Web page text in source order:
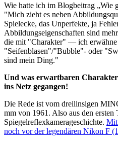
Wie hatte ich im Blogbeitrag „Wie
"Mich zieht es neben
Spielecke, das Unperfekte, ja
Abbildungseigenschaften sind
die mit "Charakter" — ich
"Seifenblasen"/"Bubble"- oder
sind mein Ding."
Und was erwartbaren Charakter
ins Netz gegangen!
Die Rede ist vom dreilinsigen
mm von 1961. Also aus den ersten
Spiegelreflexkamerageschichte. Mit
noch vor der legendären Nikon F